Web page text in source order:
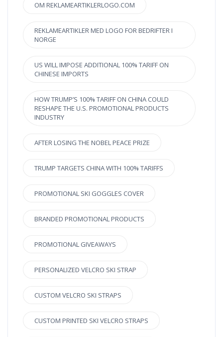
OM REKLAMEARTIKLERLOGO.COM
REKLAMEARTIKLER MED LOGO FOR BEDRIFTER I
NORGE
US WILL IMPOSE ADDITIONAL 100% TARIFF ON
CHINESE IMPORTS
HOW TRUMP’S 100% TARIFF ON CHINA COULD
RESHAPE THE U.S. PROMOTIONAL PRODUCTS
INDUSTRY
AFTER LOSING THE NOBEL PEACE PRIZE
TRUMP TARGETS CHINA WITH 100% TARIFFS
PROMOTIONAL SKI GOGGLES COVER
BRANDED PROMOTIONAL PRODUCTS
PROMOTIONAL GIVEAWAYS
PERSONALIZED VELCRO SKI STRAP
CUSTOM VELCRO SKI STRAPS
CUSTOM PRINTED SKI VELCRO STRAPS